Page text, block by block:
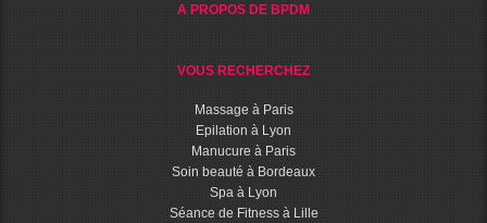
A PROPOS DE BPDM
VOUS RECHERCHEZ
Massage à Paris
Epilation à Lyon
Manucure à Paris
Soin beauté à Bordeaux
Spa à Lyon
Séance de Fitness à Lille